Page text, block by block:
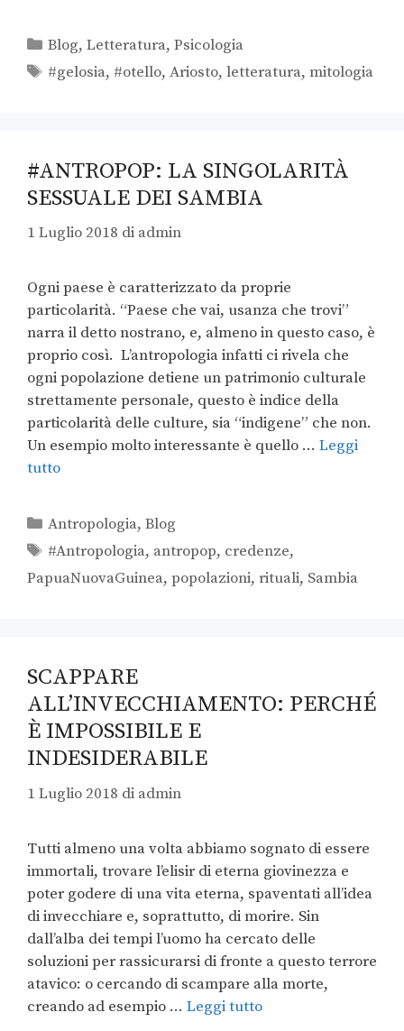
Blog,Letteratura,Psicologia
#gelosia, #otello,Ariosto,letteratura,mitologia
#ANTROPOP: LA SINGOLARITÀ
SESSUALE DEI SAMBIA
1 Luglio 2018 di admin
Ogni paese è caratterizzato da proprie
particolarità. “Paese che vai, usanza che trovi”
narra il detto nostrano, e, almeno in questo caso, è
proprio così. L’antropologia infatti ci rivela che
ogni popolazione detiene un patrimonio culturale
strettamente personale, questo è indice della
particolarità delle culture, sia “indigene” che non.
Un esempio molto interessante è quello … Leggi
tutto
Antropologia,Blog
#Antropologia, antropop, credenze,
PapuaNuovaGuinea, popolazioni, rituali, Sambia
SCAPPARE
ALL’INVECCHIAMENTO: PERCHÉ
È IMPOSSIBILE E
INDESIDERABILE
1 Luglio 2018 di admin
Tutti almeno una volta abbiamo sognato di essere
immortali, trovare l’elisir di eterna giovinezza e
poter godere di una vita eterna, spaventati all’idea
di invecchiare e, soprattutto, di morire. Sin
dall’alba dei tempi l’uomo ha cercato delle
soluzioni per rassicurarsi di fronte a questo terrore
atavico: o cercando di scampare alla morte,
creando ad esempio … Leggi tutto